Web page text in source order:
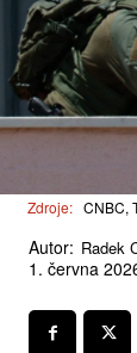
Zdroje: CNBC,
Autor: Radek
1. června